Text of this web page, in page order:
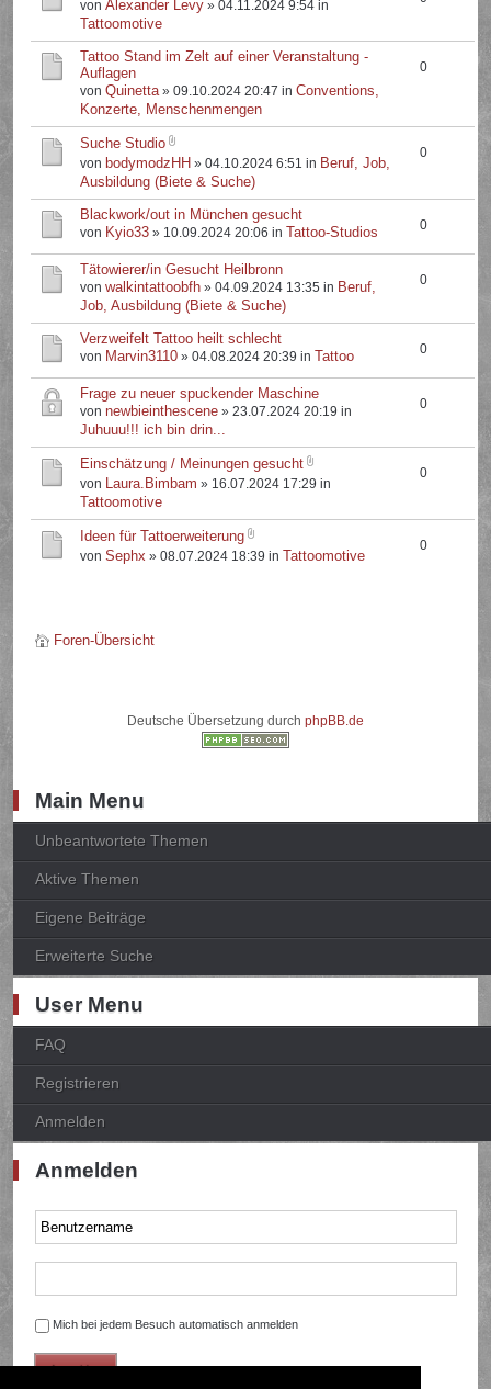
vonAlexander Levy » 04.11.2024 9:54 in
Tattoomotive
Tattoo Stand im Zelt auf einer Veranstaltung -
Auflagen
vonQuinetta» 09.10.2024 20:47 inConventions,
Konzerte, Menschenmengen
0
Suche Studio
von bodymodzHH » 04.10.2024 6:51 in Beruf, Job,
Ausbildung (Biete & Suche)
0
Blackwork/out in München gesucht
von Kyio33 » 10.09.2024 20:06 in Tattoo-Studios 0
Tätowierer/in Gesucht Heilbronn
vonwalkintattoobfh » 04.09.2024 13:35 in Beruf,
Job, Ausbildung (Biete & Suche)
0
Verzweifelt Tattoo heilt schlecht
von Marvin3110 » 04.08.2024 20:39 in Tattoo 0
Frage zu neuer spuckender Maschine
vonnewbieinthescene » 23.07.2024 20:19 in
Juhuuu!!! ich bin drin...
0
Einschätzung / Meinungen gesucht
von Laura.Bimbam » 16.07.2024 17:29 in
Tattoomotive
0
Ideen für Tattoerweiterung
vonSephx » 08.07.2024 18:39 in Tattoomotive
0
Foren-Übersicht
Deutsche Übersetzung durch phpBB.de
Main Menu
Unbeantwortete Themen
Aktive Themen
Eigene Beiträge
Erweiterte Suche
User Menu
FAQ
Registrieren
Anmelden
Anmelden
Mich bei jedem Besuch automatisch anmelden